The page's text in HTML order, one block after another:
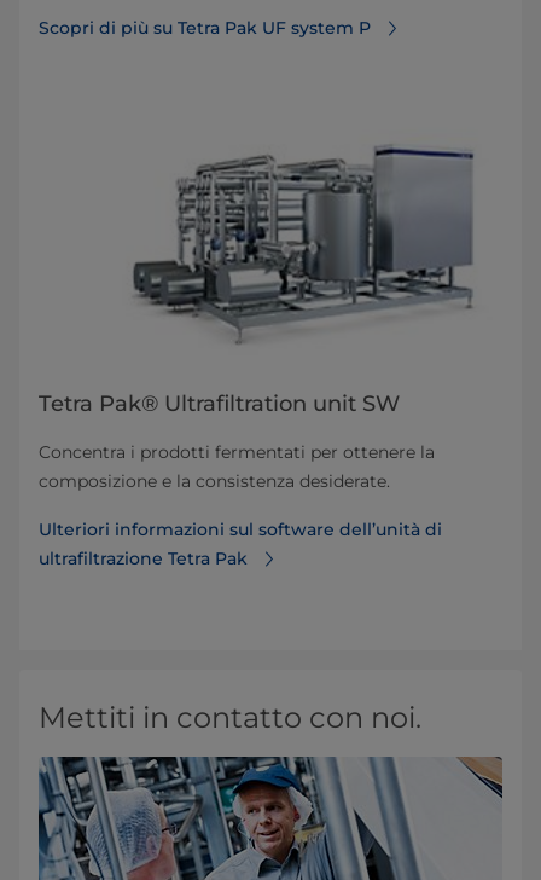
Scopri di più su Tetra Pak UF system P
Tetra Pak® Ultrafiltration unit SW
Concentra i prodotti fermentati per ottenere la
composizione e la consistenza desiderate.
Ulteriori informazioni sul software dell’unità di
ultrafiltrazione Tetra Pak
Mettiti in contatto con noi.